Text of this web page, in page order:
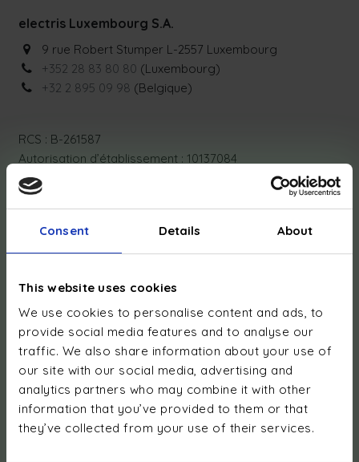
Consent Details About
This website uses cookies
We use cookies to personalise content and ads, to
provide social media features and to analyse our
traffic. We also share information about your use of
our site with our social media, advertising and
analytics partners who may combine it with other
information that you’ve provided to them or that
they’ve collected from your use of their services.
electris Luxembourg S.A.
9 rue Robert Stumper L-2557 Luxembourg
+352 28 83 80 80 (Luxembourg)
+32 2 895 09 98 (Belgique)
RCS : B-261587
Autorisation d’établissement : 10137084
TVA : LU33537523
Numéros TVA étrangers :
Autriche : ATU78974139
Belgique : BE0794.704.469
Suisse : CHE-158.578.848 IVA
Allemagne : DE359254395
Danemark : DK13339317